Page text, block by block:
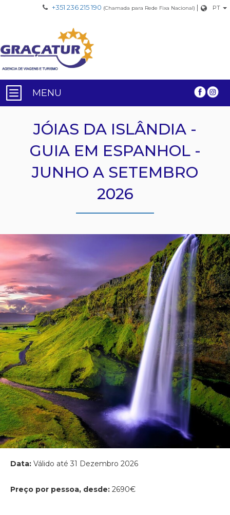
+351 236 215 190 (Chamada para Rede Fixa Nacional) | PT
MENU
JÓIAS DA ISLÂNDIA -
GUIA EM ESPANHOL -
JUNHO A SETEMBRO
2026
Data: Válido até 31 Dezembro 2026
Preço por pessoa, desde: 2690€